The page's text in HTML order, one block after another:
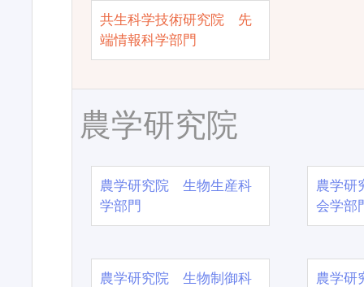
共生科学技術研究院 先
端情報科学部門
農学研究院
農学研究院 生物生産科
学部門
農学
会学部
農学研究院 生物制御科
農学